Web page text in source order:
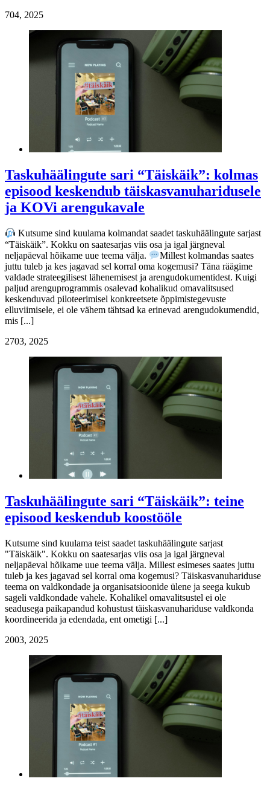
704, 2025
Taskuhäälingute sari “Täiskäik”: kolmas
episood keskendub täiskasvanuharidusele
ja KOVi arengukavale
Kutsume sind kuulama kolmandat saadet taskuhäälingute sarjast
“Täiskäik”. Kokku on saatesarjas viis osa ja igal järgneval
neljapäeval hõikame uue teema välja.
Millest kolmandas saates
juttu tuleb ja kes jagavad sel korral oma kogemusi? Täna räägime
valdade strateegilisest lähenemisest ja arengudokumentidest. Kuigi
paljud arenguprogrammis osalevad kohalikud omavalitsused
keskenduvad piloteerimisel konkreetsete õppimistegevuste
elluviimisele, ei ole vähem tähtsad ka erinevad arengudokumendid,
mis [...]
2703, 2025
Taskuhäälingute sari “Täiskäik”: teine
episood keskendub koostööle
Kutsume sind kuulama teist saadet taskuhäälingute sarjast
"Täiskäik". Kokku on saatesarjas viis osa ja igal järgneval
neljapäeval hõikame uue teema välja. Millest esimeses saates juttu
tuleb ja kes jagavad sel korral oma kogemusi? Täiskasvanuhariduse
teema on valdkondade ja organisatsioonide ülene ja seega kukub
sageli valdkondade vahele. Kohalikel omavalitsustel ei ole
seadusega paikapandud kohustust täiskasvanuhariduse valdkonda
koordineerida ja edendada, ent ometigi [...]
2003, 2025